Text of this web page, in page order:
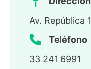
Av. República
Teléfono
33 241 6991